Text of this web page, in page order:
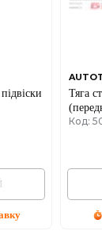
Тяга
Код: